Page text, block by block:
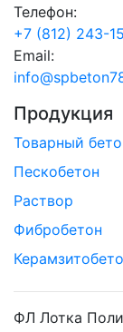
Телефон:
+7 (812) 243-
Email:
Продукция
Товарный
Пескобетон
Раствор
Фибробетон
ФЛ Лотка